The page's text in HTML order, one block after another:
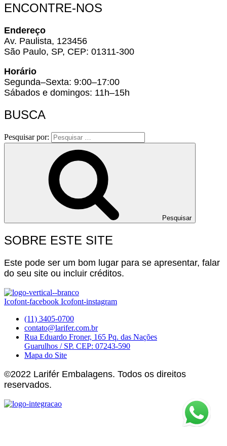
ENCONTRE-NOS
Endereço
Av. Paulista, 123456
São Paulo, SP, CEP: 01311-300
Horário
Segunda–Sexta: 9:00–17:00
Sábados e domingos: 11h–15h
BUSCA
Pesquisar por:
Pesquisar
SOBRE ESTE SITE
Este pode ser um bom lugar para se apresentar, falar
do seu site ou incluir créditos.
Icofont-facebook Icofont-instagram
(11) 3405-0700
contato@larifer.com.br
Rua Eduardo Froner, 165 Pq. das Nações
Guarulhos / SP. CEP: 07243-590
Mapa do Site
©2022 Larifér Embalagens. Todos os direitos
reservados.